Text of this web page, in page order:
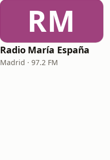
RM
Radio María España
Madrid · 97.2 FM